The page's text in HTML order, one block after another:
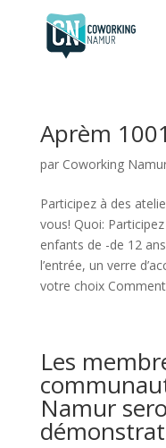
Aprèm
par Coworking
Participez à des
vous! Quoi:
enfants de -de 12
l’entrée, un verre
votre choix
Les
Namur